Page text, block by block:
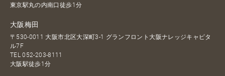
東京駅丸の内南口徒歩1分
大阪梅田
〒530-0011 大阪市北区大深町3-1 グランフロント大阪ナレッジキャピタ
ル7F
TEL052-203-8111
大阪駅徒歩1分